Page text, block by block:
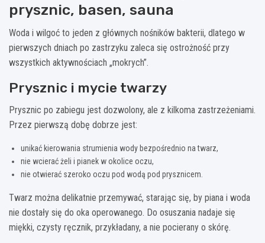
prysznic, basen, sauna
Woda i wilgoć to jeden z głównych nośników bakterii, dlatego w
pierwszych dniach po zastrzyku zaleca się ostrożność przy
wszystkich aktywnościach „mokrych”.
Prysznic i mycie twarzy
Prysznic po zabiegu jest dozwolony, ale z kilkoma zastrzeżeniami.
Przez pierwszą dobę dobrze jest:
unikać kierowania strumienia wody bezpośrednio na twarz,
nie wcierać żeli i pianek w okolice oczu,
nie otwierać szeroko oczu pod wodą pod prysznicem.
Twarz można delikatnie przemywać, starając się, by piana i woda
nie dostały się do oka operowanego. Do osuszania nadaje się
miękki, czysty ręcznik, przykładany, a nie pocierany o skórę.